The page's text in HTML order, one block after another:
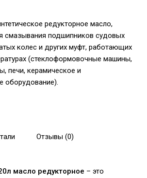
редукторное масло,
смазывания подшипников судовых
колес и других муфт, работающих
(стеклоформовочные машины,
печи, керамическое и
оборудование).
Отзывы (0)
масло редукторное – это